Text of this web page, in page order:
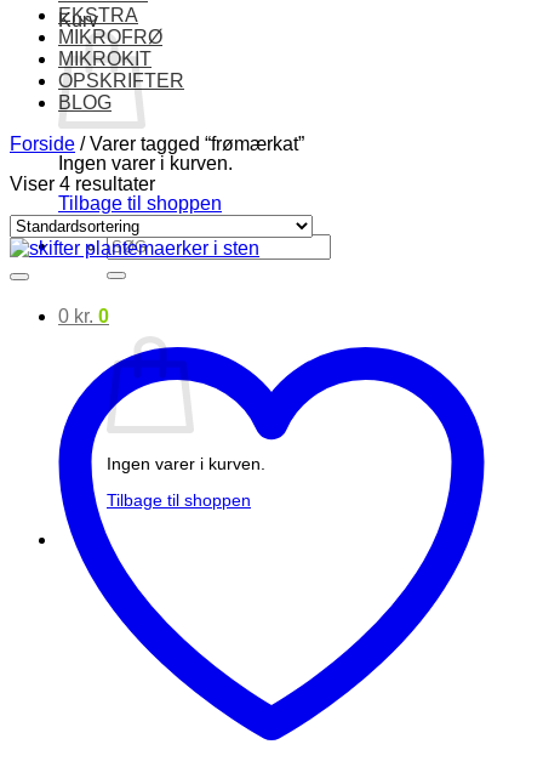
Kurv
Ingen varer i kurven.
Tilbage til shoppen
Søg
efter:
0 kr. 0
Ingen varer i kurven.
Tilbage til shoppen
EKSTRA
MIKROFRØ
MIKROKIT
OPSKRIFTER
BLOG
Forside /Varer tagged “frømærkat”
Viser 4 resultater